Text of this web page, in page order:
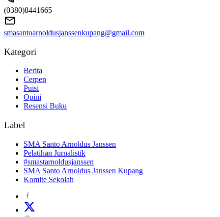
(0380)8441665
smasantoarnoldusjanssenkupang@gmail.com
Kategori
Berita
Cerpen
Puisi
Opini
Resensi Buku
Label
SMA Santo Arnoldus Janssen
Pelatihan Jurnalistik
#smastarnoldusjanssen
SMA Santo Arnoldus Janssen Kupang
Komite Sekolah